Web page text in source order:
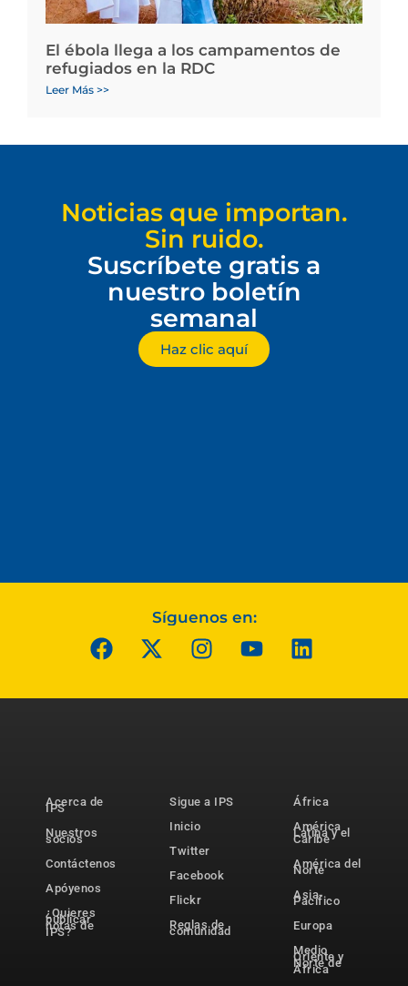
El ébola llega a los campamentos de
refugiados en la RDC
Leer Más >>
Noticias que importan.
Sin ruido.
Suscríbete gratis a
nuestro boletín
semanal
Haz clic aquí
Síguenos en:
Acerca de
IPS
Nuestros
socios
Contáctenos
Apóyenos
¿Quieres
publicar
notas de
IPS?
Sigue a IPS
Inicio
Twitter
Facebook
Flickr
Reglas de
comunidad
África
América
Latina y el
Caribe
América del
Norte
Asia-
Pacífico
Europa
Medio
Oriente y
Norte de
África